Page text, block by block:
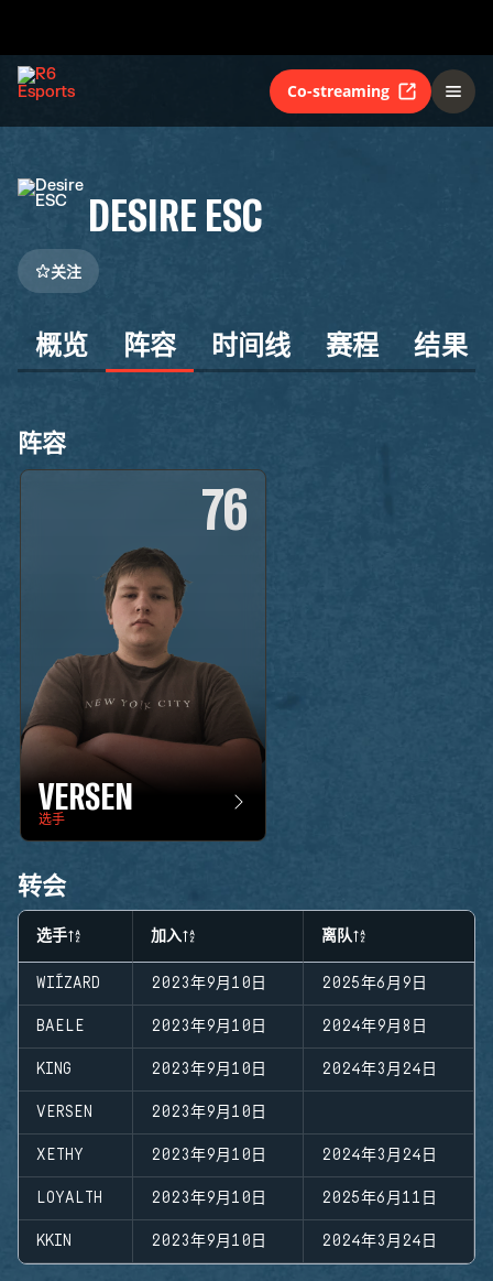
Co-streaming
DESIRE ESC
关注
概览 阵容 时间线 赛程 结果
阵容
76
VERSEN
选手
转会
选手 加入 离队
WIÍZARD 2023年9月10日 2025年6月9日
BAELE 2023年9月10日 2024年9月8日
KING 2023年9月10日 2024年3月24日
VERSEN 2023年9月10日
XETHY 2023年9月10日 2024年3月24日
LOYALTH 2023年9月10日 2025年6月11日
KKIN 2023年9月10日 2024年3月24日